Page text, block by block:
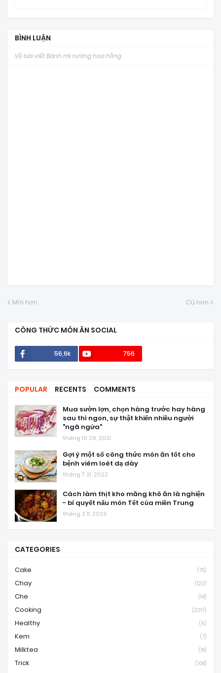
BÌNH LUẬN
Về bài viết Bánh mì nướng hoa hồng
Mới hơn Cũ hơn
CÔNG THỨC MÓN ĂN SOCIAL
56,6k 756
POPULAR RECENTS COMMENTS
Mua sườn lợn, chọn hàng trước hay hàng
sau thì ngon, sự thật khiến nhiều người
"ngã ngửa"
tháng 10 29, 2021
Gợi ý một số công thức món ăn tốt cho
bệnh viêm loét dạ dày
tháng 7 21, 2022
Cách làm thịt kho măng khô ăn là nghiện
- bí quyết nấu món Tết của miền Trung
tháng 2 11, 2023
CATEGORIES
Cake (75)
Chay (120)
Che (14)
Cooking (2017)
Healthy (6)
Kem (7)
Milktea (18)
Trick (108)